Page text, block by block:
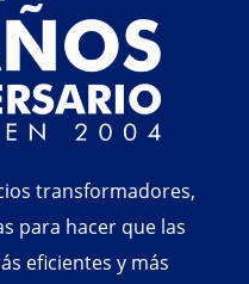
transformadores,
para hacer que las
eficientes y más